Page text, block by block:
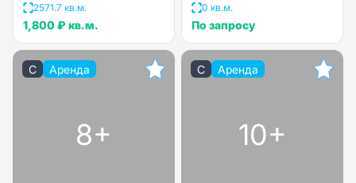
2571.7 кв.м.
1,800 ₽ кв.м.
0 кв.м.
По запросу
C Аренда
8+
C Аренда
10+